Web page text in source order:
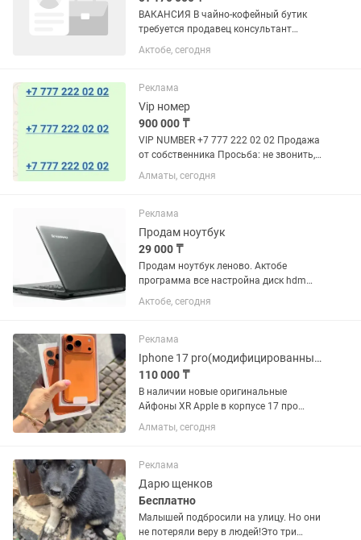
ВАКАНСИЯ В чайно-кофейный бутик
требуется продавец консультант
Возраст от 25-55 лет Локация:
Гипермаркет Дина (А.Молдагулова53а)
Заработная плата: выход + % (от...
Актобе, сегодня
Реклама
Vip номер
900 000 ₸
VIP NUMBER +7 777 222 02 02 Продажа
от собственника Просьба: не звонить,
писать на номер;
Алматы, сегодня
Реклама
Продам ноутбук
29 000 ₸
Продам ноутбук леново. Актобе
программа все настройна диск hdm
Цена 30000 Номер
Актобе, сегодня
Реклама
Iphone 17 pro(модифицированный XR)128/256gb
110 000 ₸
В наличии новые оригинальные
Айфоны XR Apple в корпусе 17 про
128/256 гб в запечатанной коробке !
Отличие от обычного 17 про, то что в
Внешнее сходство по корпусу...
Алматы, сегодня
Реклама
Дарю щенков
Бесплатно
Малышей подбросили на улицу. Но они
не потеряли веру в людей!Это три